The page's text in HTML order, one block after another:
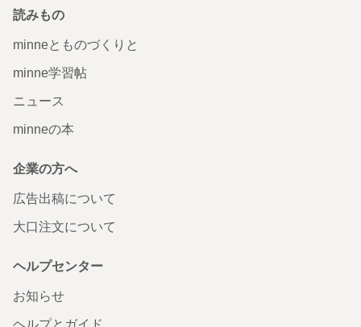
読みもの
minneとものづくりと
minne学習帖
ニュース
minneの本
企業の方へ
広告出稿について
大口注文について
ヘルプセンター
お知らせ
ヘルプとガイド